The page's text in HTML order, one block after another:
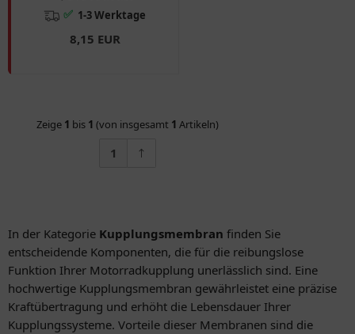
✅ 1-3 Werktage
8,15 EUR
Zeige 1 bis 1 (von insgesamt 1 Artikeln)
1
In der Kategorie Kupplungsmembran finden Sie
entscheidende Komponenten, die für die reibungslose
Funktion Ihrer Motorradkupplung unerlässlich sind. Eine
hochwertige Kupplungsmembran gewährleistet eine präzise
Kraftübertragung und erhöht die Lebensdauer Ihrer
Kupplungssysteme. Vorteile dieser Membranen sind die